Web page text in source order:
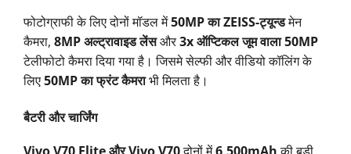
फोटोग्राफी के लिए दोनों मॉडल में50MP का ZEISS-ट्यून्डमेन
कैमरा, 8MP अल्ट्रावाइड लेंसऔर3x ऑप्टिकल जूम वाला 50MP
टेलीफोटो कैमरा दिया गया है। जिसमे सेल्फी और वीडियो कॉलिंग के
लिए50MP का फ्रंट कैमराभी मिलता है।
बैटरी और चार्जिंग